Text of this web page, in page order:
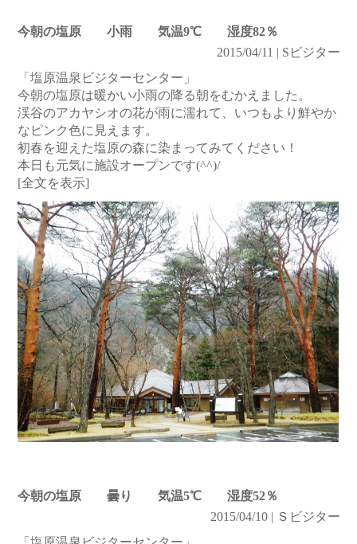
今朝の塩原 小雨 気温9℃ 湿度82％
2015/04/11 | Sビジター
「塩原温泉ビジターセンター」
今朝の塩原は暖かい小雨の降る朝をむかえました。
渓谷のアカヤシオの花が雨に濡れて、いつもより鮮やか
なピンク色に見えます。
初春を迎えた塩原の森に染まってみてください！
本日も元気に施設オープンです(^^)/
[全文を表示]
今朝の塩原 曇り 気温5℃ 湿度52％
2015/04/10 | Ｓビジター